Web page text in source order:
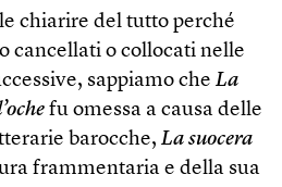
chiarire del tutto perché
cancellati o collocati nelle
sappiamo che La
fu omessa a causa delle
barocche, La suocera
frammentaria e della sua